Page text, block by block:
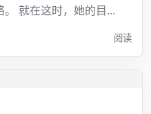
就在这时，她的目...
阅读